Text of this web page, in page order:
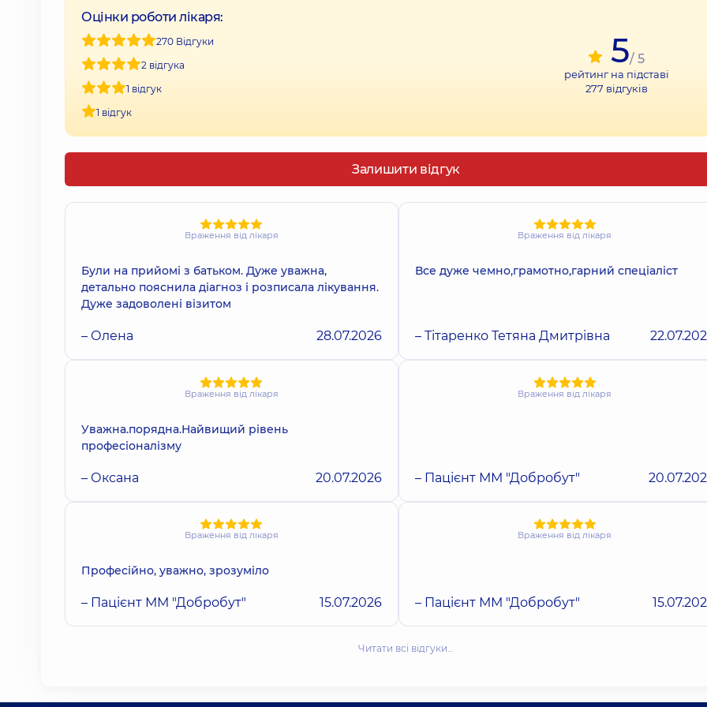
Оцінки роботи лікаря:
270 Відгуки
2 відгука
1 відгук
1 відгук
5/ 5
рейтинг на підставі
277 відгуків
Залишити відгук
Враження від лікаря
Були на прийомі з батьком. Дуже уважна,
детально пояснила діагноз і розписала лікування.
Дуже задоволені візитом
– Олена 28.07.2026
Враження від лікаря
Все дуже чемно,грамотно,гарний спеціаліст
– Тітаренко Тетяна Дмитрівна
Враження від лікаря
Уважна.порядна.Найвищий рівень
професіоналізму
– Оксана 20.07.2026
Враження від лікаря
– Пацієнт ММ "Добробут"
Враження від лікаря
Професійно, уважно, зрозуміло
– Пацієнт ММ "Добробут" 15.07.2026
Враження від лікаря
– Пацієнт ММ "Добробут"
Читати всі відгуки…